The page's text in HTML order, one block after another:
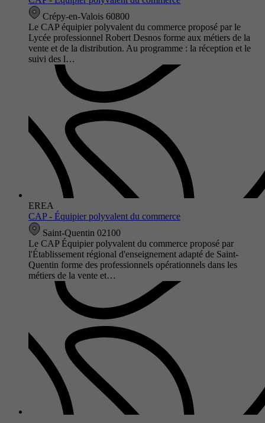
Crépy-en-Valois 60800
Le CAP équipier polyvalent du commerce proposé par le
Lycée professionnel Robert Desnos forme aux métiers de la
vente et de la distribution. Au programme : la réception et le
suivi des l…
EREA
CAP - Équipier polyvalent du commerce
Saint-Quentin 02100
Le CAP Équipier polyvalent du commerce proposé par
l'Établissement régional d'enseignement adapté de Saint-
Quentin forme des professionnels opérationnels dans les
métiers de la vente et…